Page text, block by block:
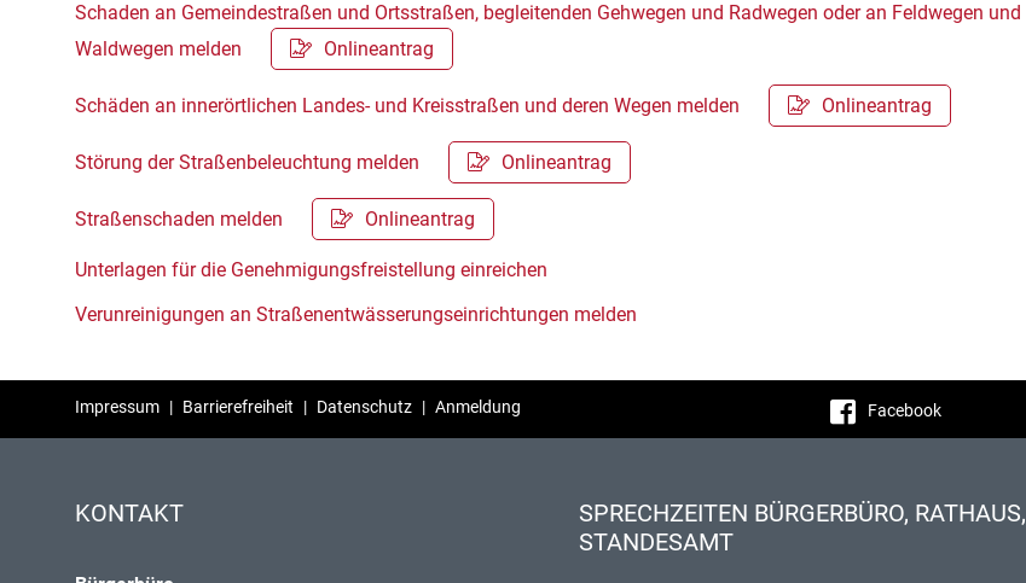
Schaden an Gemeindestraßen und Ortsstraßen, begleitenden Gehwegen und Radwegen oder an Feldwegen und
Waldwegen melden
Onlineantrag
Schäden an innerörtlichen Landes- und Kreisstraßen und deren Wegen melden Onlineantrag
Störung der Straßenbeleuchtung melden Onlineantrag
Straßenschaden melden Onlineantrag
Unterlagen für die Genehmigungsfreistellung einreichen
Verunreinigungen an Straßenentwässerungseinrichtungen melden
Impressum | Barrierefreiheit | Datenschutz | Anmeldung Facebook
KONTAKT
SPRECHZEITEN BÜRGERBÜRO, RATHAUS,
STANDESAMT